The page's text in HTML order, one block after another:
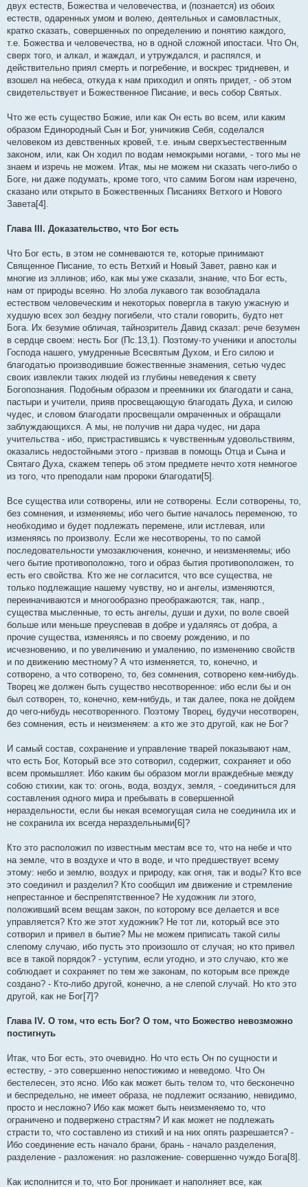
двух естеств, Божества и человечества, и (познается) из обоих
естеств, одаренных умом и волею, деятельных и самовластных,
кратко сказать, совершенных по определению и понятию каждого,
т.е. Божества и человечества, но в одной сложной ипостаси. Что Он,
сверх того, и алкал, и жаждал, и утруждался, и распялся, и
действительно приял смерть и погребение, и воскрес тридневен, и
взошел на небеса, откуда к нам приходил и опять придет, - об этом
свидетельствует и Божественное Писание, и весь собор Святых.
Что же есть существо Божие, или как Он есть во всем, или каким
образом Единородный Сын и Бог, уничижив Себя, соделался
человеком из девственных кровей, т.е. иным сверхъестественным
законом, или, как Он ходил по водам немокрыми ногами, - того мы не
знаем и изречь не можем. Итак, мы не можем ни сказать чего-либо о
Боге, ни даже подумать, кроме того, что самим Богом нам изречено,
сказано или открыто в Божественных Писаниях Ветхого и Нового
Завета[4].
Глава III. Доказательство, что Бог есть
Что Бог есть, в этом не сомневаются те, которые принимают
Священное Писание, то есть Ветхий и Новый Завет, равно как и
многие из эллинов; ибо, как мы уже сказали, знание, что Бог есть,
нам от природы всеяно. Но злоба лукавого так возобладала
естеством человеческим и некоторых повергла в такую ужасную и
худшую всех зол бездну погибели, что стали говорить, будто нет
Бога. Их безумие обличая, тайнозритель Давид сказал: рече безумен
в сердце своем: несть Бог (Пс.13,1). Поэтому-то ученики и апостолы
Господа нашего, умудренные Всесвятым Духом, и Его силою и
благодатью производившие божественные знамения, сетью чудес
своих извлекли таких людей из глубины неведения к свету
Богопознания. Подобным образом и преемники их благодати и сана,
пастыри и учители, прияв просвещающую благодать Духа, и силою
чудес, и словом благодати просвещали омраченных и обращали
заблуждающихся. А мы, не получив ни дара чудес, ни дара
учительства - ибо, пристрастившись к чувственным удовольствиям,
оказались недостойными этого - призвав в помощь Отца и Сына и
Святаго Духа, скажем теперь об этом предмете нечто хотя немногое
из того, что преподали нам пророки благодати[5].
Все существа или сотворены, или не сотворены. Если сотворены, то,
без сомнения, и изменяемы; ибо чего бытие началось переменою, то
необходимо и будет подлежать перемене, или истлевая, или
изменяясь по произволу. Если же несотворены, то по самой
последовательности умозаключения, конечно, и неизменяемы; ибо
чего бытие противоположно, того и образ бытия противоположен, то
есть его свойства. Кто же не согласится, что все существа, не
только подлежащие нашему чувству, но и ангелы, изменяются,
переиначиваются и многообразно преображаются; так, напр.,
существа мысленные, то есть ангелы, души и духи, по воле своей
больше или меньше преуспевав в добре и удаляясь от добра, а
прочие существа, изменяясь и по своему рождению, и по
исчезновению, и по увеличению и умалению, по изменению свойств
и по движению местному? А что изменяется, то, конечно, и
сотворено, а что сотворено, то, без сомнения, сотворено кем-нибудь.
Творец же должен быть существо несотворенное: ибо если бы и он
был сотворен, то, конечно, кем-нибудь, и так далее, пока не дойдем
до чего-нибудь несотворенного. Поэтому Творец, будучи несотворен,
без сомнения, есть и неизменяем: а кто же это другой, как не Бог?
И самый состав, сохранение и управление тварей показывают нам,
что есть Бог, Который все это сотворил, содержит, сохраняет и обо
всем промышляет. Ибо каким бы образом могли враждебные между
собою стихии, как то: огонь, вода, воздух, земля, - соединиться для
составления одного мира и пребывать в совершенной
нераздельности, если бы некая всемогущая сила не соединила их и
не сохранила их всегда нераздельными[6]?
Кто это расположил по известным местам все то, что на небе и что
на земле, что в воздухе и что в воде, и что предшествует всему
этому: небо и землю, воздух и природу, как огня, так и воды? Кто все
это соединил и разделил? Кто сообщил им движение и стремление
непрестанное и беспрепятственное? Не художник ли этого,
положивший всем вещам закон, по которому все делается и все
управляется? Кто же этот художник? Не тот ли, который все это
сотворил и привел в бытие? Мы не можем приписать такой силы
слепому случаю, ибо пусть это произошло от случая; но кто привел
все в такой порядок? - уступим, если угодно, и это случаю, кто же
соблюдает и сохраняет по тем же законам, по которым все прежде
создано? - Кто-либо другой, конечно, а не слепой случай. Но кто это
другой, как не Бог[7]?
Глава IV. О том, что есть Бог? О том, что Божество невозможно
постигнуть
Итак, что Бог есть, это очевидно. Но что есть Он по сущности и
естеству, - это совершенно непостижимо и неведомо. Что Он
бестелесен, это ясно. Ибо как может быть телом то, что бесконечно
и беспредельно, не имеет образа, не подлежит осязанию, невидимо,
просто и несложно? Ибо как может быть неизменяемо то, что
ограничено и подвержено страстям? И как может не подлежать
страсти то, что составлено из стихий и на них опять разрешается? -
Ибо соединение есть начало брани, брань - начало разделения,
разделение - разложения: но разложение- совершенно чуждо Бога[8].
Как исполнится и то, что Бог проникает и наполняет все, как